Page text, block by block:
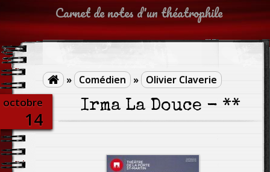
Carnet de notes d'un théatrophile
 » Comédien » Olivier Claverie
octobre
14
Irma La Douce - **